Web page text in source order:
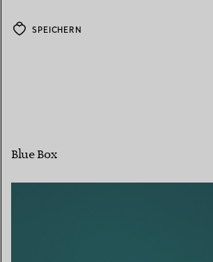
SPEICHERN
Blue Box